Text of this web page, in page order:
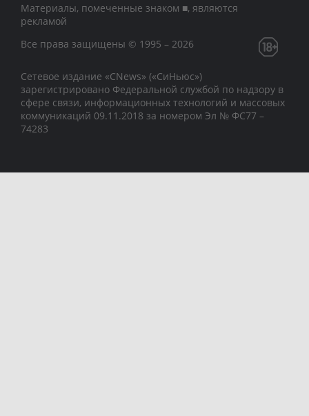
Материалы, помеченные знаком ■, являются
рекламой
Все права защищены © 1995 – 2026
Сетевое издание «CNews» («СиНьюс»)
зарегистрировано Федеральной службой по надзору в
сфере связи, информационных технологий и массовых
коммуникаций 09.11.2018 за номером Эл № ФС77 –
74283